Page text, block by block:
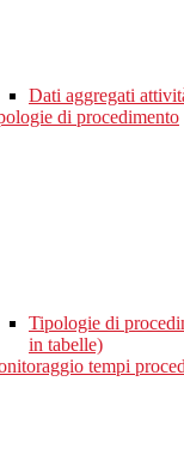
Dati aggregati
di procedimento
Tipologie di
in tabelle)
tempi